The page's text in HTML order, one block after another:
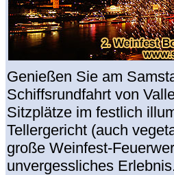
Genießen Sie am
Schiffsrundfahrt von
Sitzplätze im festlich
Tellergericht (auch
große Weinfest-
unvergessliches